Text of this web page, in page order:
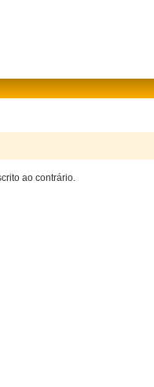
ao contrário.